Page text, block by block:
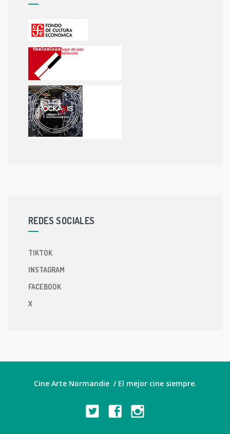
REDES SOCIALES
TIKTOK
INSTAGRAM
FACEBOOK
X
Cine Arte Normandie / El mejor cine siempre.